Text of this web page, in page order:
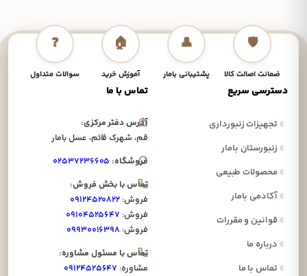
🛡️
ضمانت اصالت کالا
👤
پشتیبانی بامار
🏠
آموزش خرید
❓
سوالات متداول
دسترسی سریع
»تجهیزات زنبورداری
»زنبورستان بامار
»محصولات طبیعی
»آکادمی بامار
»قوانین و مقررات
»درباره ما
»تماس با ما
تماس با ما
آدرس دفتر مرکزی:
قم، شهرک قائم، عسل بامار
فروشگاه: ۰۲۵۳۷۲۳۶۶۰۵
تماس با بخش فروش:
فروش: ۰۹۱۲۴۵۲۰۸۲۲
فروش: ۰۹۱۰۴۵۲۵۶۴۷
فروش: ۰۹۹۳۰۰۱۶۳۹۸
تماس با مسئول مشاوره:
مشاوره: ۰۹۱۲۴۵۲۵۶۴۷